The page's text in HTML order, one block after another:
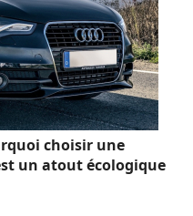
choisir une
un atout écologique